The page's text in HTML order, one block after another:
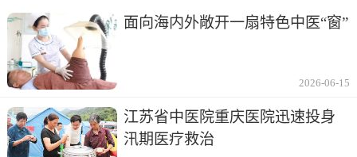
面向海内外敞开一扇特色中医“窗”
2026-06-15
江苏省中医院重庆医院迅速投身
汛期医疗救治